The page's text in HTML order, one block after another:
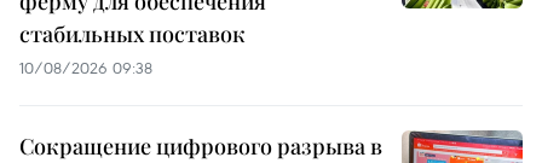
стабильных поставок
10/08/2026 09:38
Сокращение цифрового разрыва в